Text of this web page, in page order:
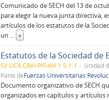
Comunicado de SECH del 13 de
para elegir la nueva junta directiva,
artículos de los estatutos de la
un ... »
SV UCA.CRAI-PFI-AH 1-5-1-1 Unidad
Parte deFuerzas Universitarias
Documento organizativo de SECH
organizados en capítulos y artículos